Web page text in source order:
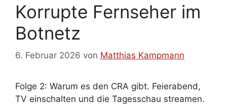
Korrupte Fernseher im
Botnetz
6. Februar 2026 von Matthias Kampmann
Folge 2: Warum es den CRA gibt. Feierabend,
TV einschalten und die Tagesschau streamen.